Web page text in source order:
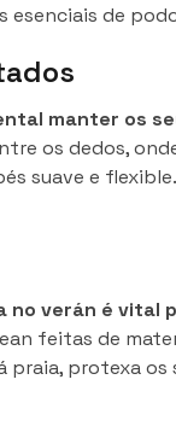
esenciais de
manter os
os dedos,
suave e
no verán é vital
feitas de
praia, protexa